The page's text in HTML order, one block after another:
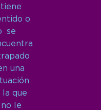
tiene
o
se
una
la que
no le